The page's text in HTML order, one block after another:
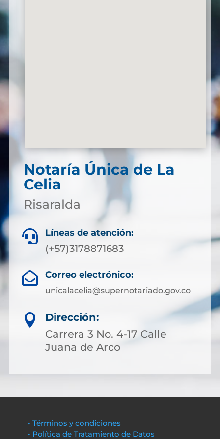
Notaría Única de La
Celia
Risaralda
 Líneas de atención:
(+57)3178871683
 Correo electrónico:
unicalacelia@supernotariado.gov.co

Dirección:
Carrera 3 No. 4-17 Calle
Juana de Arco
• Términos y condiciones
• Política de Tratamiento de Datos